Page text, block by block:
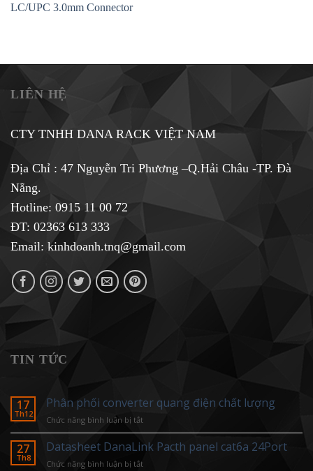
LC/UPC 3.0mm Connector
LIÊN HỆ
CTY TNHH DANA RACK VIỆT NAM
Địa Chỉ : 47 Nguyễn Tri Phương –Q.Hải Châu -TP. Đà
Nẵng.
Hotline: 0915 11 00 72
ĐT: 02363 613 333
Email: kinhdoanh.tnq@gmail.com
TIN TỨC
17
Th12
Phân phối converter quang điện chất lượng
Chức năng bình luận bị tắtở
Phân
phối
quang
27
Th8
Datasheet DanaLink Pacth panel cat6a 24Port
Chức năng bình luận bị tắtở